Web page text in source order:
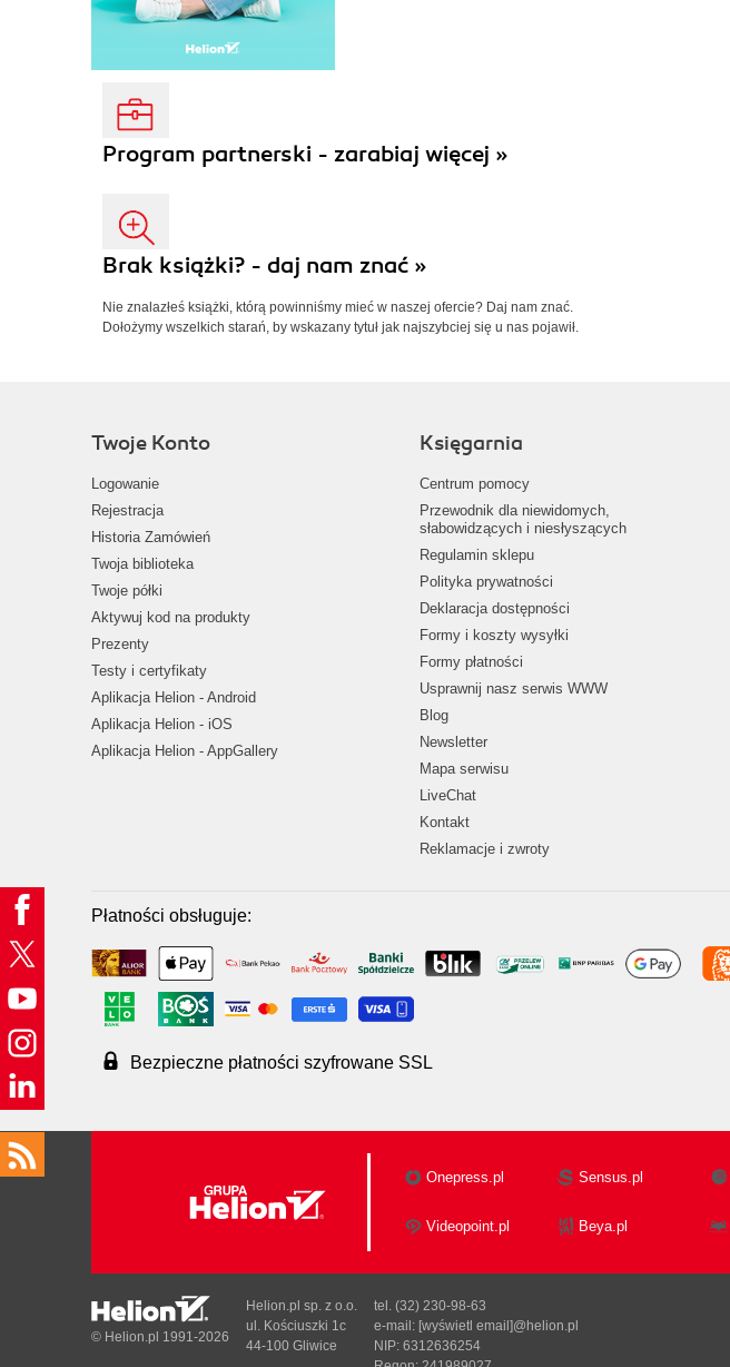
Program partnerski - zarabiaj więcej »
Brak książki? - daj nam znać »
Nie znalazłeś książki, którą powinniśmy mieć w naszej ofercie? Daj nam znać.
Dołożymy wszelkich starań, by wskazany tytuł jak najszybciej się u nas pojawił.
Twoje Konto
Logowanie
Rejestracja
Historia Zamówień
Twoja biblioteka
Twoje półki
Aktywuj kod na produkty
Prezenty
Testy i certyfikaty
Aplikacja Helion - Android
Aplikacja Helion - iOS
Aplikacja Helion - AppGallery
Księgarnia
Centrum pomocy
Przewodnik dla niewidomych,
słabowidzących i niesłyszących
Regulamin sklepu
Polityka prywatności
Deklaracja dostępności
Formy i koszty wysyłki
Formy płatności
Usprawnij nasz serwis WWW
Blog
Newsletter
Mapa serwisu
LiveChat
Kontakt
Reklamacje i zwroty
Płatności obsługuje:
Bezpieczne płatności szyfrowane SSL
Onepress.pl Sensus.pl
Videopoint.pl Beya.pl
© Helion.pl 1991-2026
Helion.pl sp. z o.o.
ul. Kościuszki 1c
44-100 Gliwice
tel. (32) 230-98-63
e-mail: [wyświetl email]@helion.pl
NIP: 6312636254